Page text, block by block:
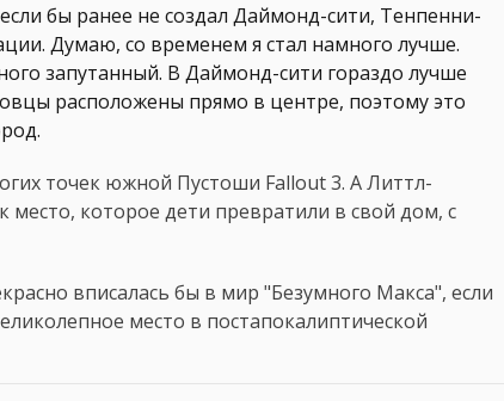
бы ранее не создал Даймонд-сити, Тенпенни-
Думаю, со временем я стал намного лучше.
запутанный. В Даймонд-сити гораздо лучше
расположены прямо в центре, поэтому это
точек южной Пустоши Fallout 3. А Литтл-
место, которое дети превратили в свой дом, с
вписалась бы в мир "Безумного Макса", если
место в постапокалиптической